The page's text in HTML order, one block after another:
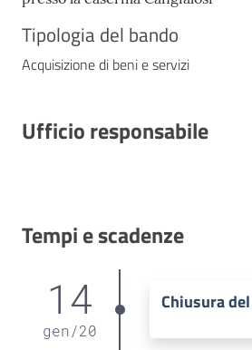
Tipologia del bando
Acquisizione di beni e servizi
Ufficio responsabile
Tempi e scadenze
14
gen/20
Chiusura